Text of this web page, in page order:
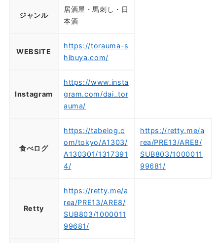
ジャンル
居酒屋・馬刺し・日
本酒
WEBSITE
https://torauma-s
hibuya.com/
Instagram
https://www.insta
gram.com/dai_tor
auma/
食べログ
https://tabelog.c
om/tokyo/A1303/
A130301/1317391
4/
https://retty.me/a
rea/PRE13/ARE8/
SUB803/1000011
99681/
Retty
https://retty.me/a
rea/PRE13/ARE8/
SUB803/1000011
99681/